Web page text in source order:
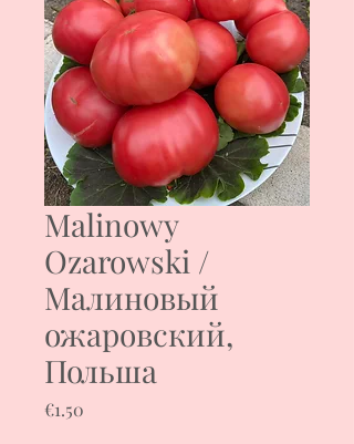
Malinowy
Ozarowski /
Малиновый
ожаровский,
Польша
€1.50